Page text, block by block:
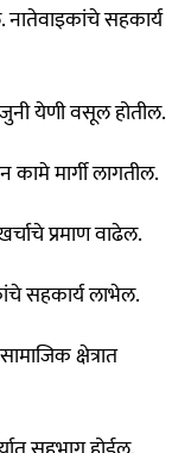
नातेवाइकांचे सहकार्य
येणी वसूल होतील.
कामे मार्गी लागतील.
प्रमाण वाढेल.
सहकार्य लाभेल.
क्षेत्रात